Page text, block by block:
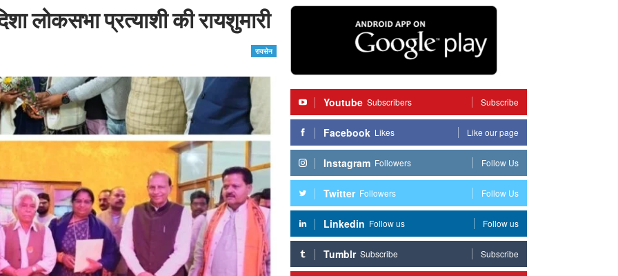
लोकसभा प्रत्याशी की रायशुमारी
रायसेन
Youtube Subscribers Subscribe
Facebook Likes Like our page
Instagram Followers Follow Us
Twitter Followers Follow Us
Linkedin Follow us Follow us
Tumblr Subscribe Subscribe